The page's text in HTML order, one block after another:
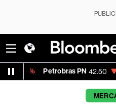
Petrobras PN 42.50 -1.28%